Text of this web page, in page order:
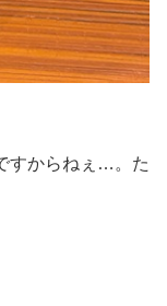
すからねぇ…。た